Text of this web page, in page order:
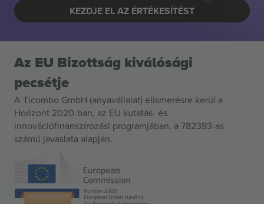
KEZDJE EL AZ ÉRTÉKESÍTÉST
Az EU Bizottság kiválósági
pecsétje
A Ticombo GmbH (anyavállalat) elismerésre kerül a
Horizont 2020-ban, az EU kutatás- és
innovációfinanszírozási programjában, a 782393-as
számú javaslata alapján.